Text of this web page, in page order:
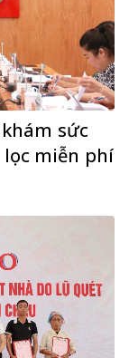
sức
lọc miễn phí